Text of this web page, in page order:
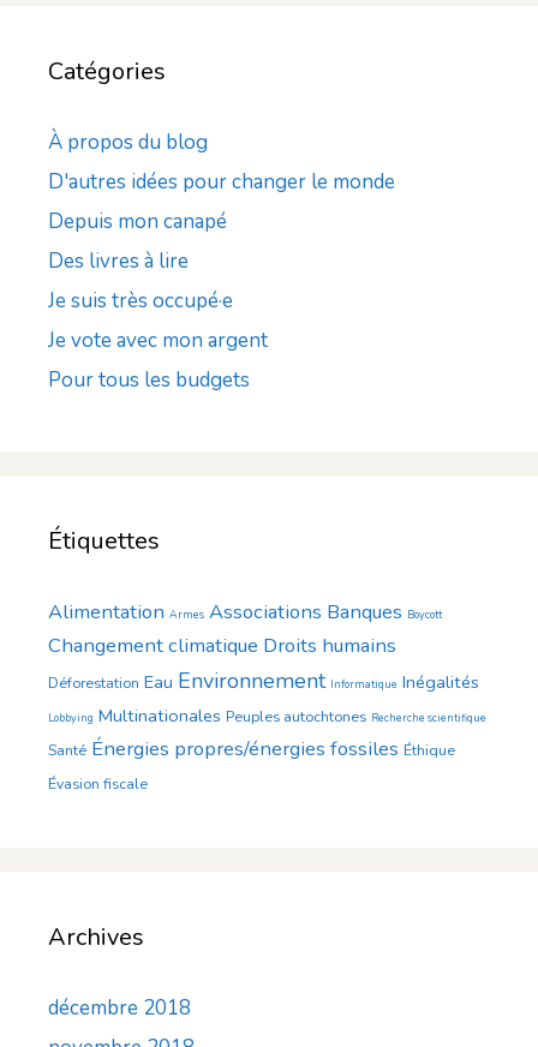
Catégories
À propos du blog
D'autres idées pour changer le monde
Depuis mon canapé
Des livres à lire
Je suis très occupé·e
Je vote avec mon argent
Pour tous les budgets
Étiquettes
Alimentation Armes Associations Banques Boycott
Changement climatique Droits humains
Déforestation Eau Environnement Informatique Inégalités
Lobbying Multinationales Peuples autochtones Recherche scientifique
Santé Énergies propres/énergies fossiles Éthique
Évasion fiscale
Archives
décembre 2018